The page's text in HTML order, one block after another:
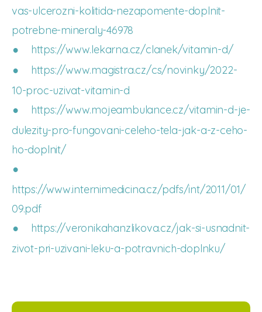
vas-ulcerozni-kolitida-nezapomente-doplnit-
potrebne-mineraly-46978
https://www.lekarna.cz/clanek/vitamin-d/
https://www.magistra.cz/cs/novinky/2022-
10-proc-uzivat-vitamin-d
https://www.mojeambulance.cz/vitamin-d-je-
dulezity-pro-fungovani-celeho-tela-jak-a-z-ceho-
ho-doplnit/
https://www.internimedicina.cz/pdfs/int/2011/01/
09.pdf
https://veronikahanzlikova.cz/jak-si-usnadnit-
zivot-pri-uzivani-leku-a-potravnich-doplnku/